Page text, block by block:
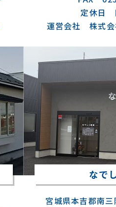
定休日
運営会社 株式会
なで
宮城県本吉郡南